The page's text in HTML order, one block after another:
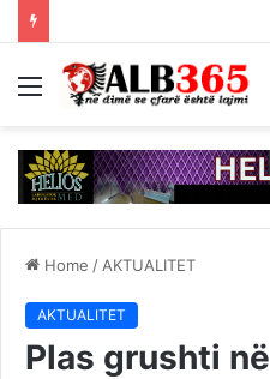
Menu
Home / AKTUALITET
AKTUALITET
Plas grushti në